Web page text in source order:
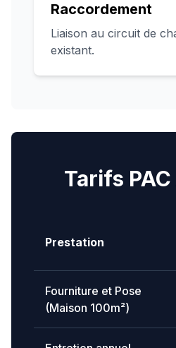
Raccordement
Liaison au circuit de
existant.
Tarifs
Prestation
Fourniture et Pose
(Maison 100m²)